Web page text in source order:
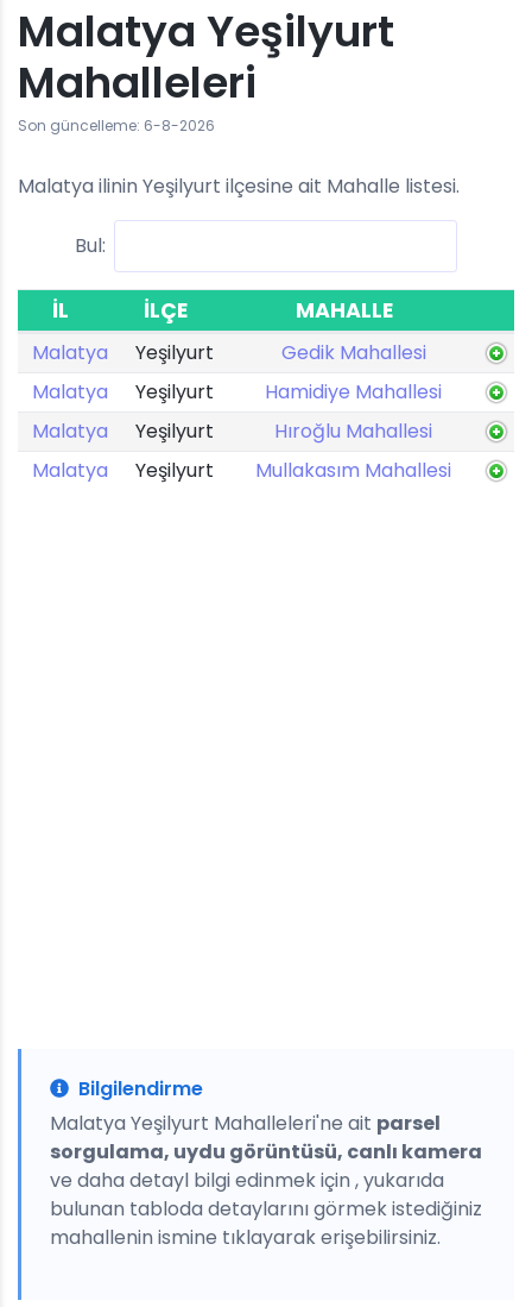
Malatya Yeşilyurt
Mahalleleri
Son güncelleme: 6-8-2026
Malatya ilinin Yeşilyurt ilçesine ait Mahalle listesi.
Bul:
İL İLÇE MAHALLE
Malatya Yeşilyurt
Gedik Mahallesi
Malatya
Yeşilyurt
Hamidiye Mahallesi
Malatya
Yeşilyurt
Hıroğlu Mahallesi
Malatya
Yeşilyurt Mullakasım Mahallesi
Bilgilendirme
Malatya Yeşilyurt Mahalleleri'ne ait parsel
sorgulama, uydu görüntüsü, canlı kamera
ve daha detayl bilgi edinmek için , yukarıda
bulunan tabloda detaylarını görmek istediğiniz
mahallenin ismine tıklayarak erişebilirsiniz.